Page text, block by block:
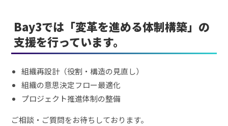
Bay3では「変革を進める体制構築」の
支援を行っています。
組織再設計（役割・構造の見直し）
組織の意思決定フロー最適化
プロジェクト推進体制の整備
ご相談・ご質問をお待ちしております。